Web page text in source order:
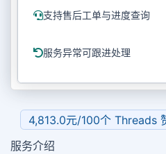
支持售后工单与进度查询
服务异常可跟进处理
4,813.0元/100个 Threads
服务介绍